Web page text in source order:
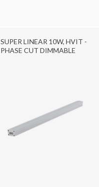
SUPER LINEAR 10W, HVIT -
PHASE CUT DIMMABLE